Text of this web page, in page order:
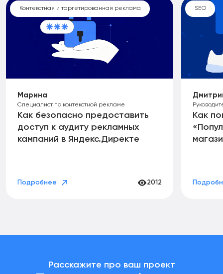
Контекстная и таргетированная реклама
Марина
Специалист по контекстной рекламе
Как безопасно предоставить
доступ к аудиту рекламных
кампаний в Яндекс.Директе
Подробнее 2012
SEO
Как
Расскажите про ваш проект